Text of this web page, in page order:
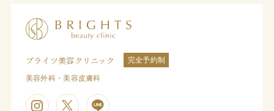
ブライツ美容クリニック 完全予約制
美容外科・美容皮膚科